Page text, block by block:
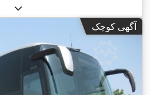
, نوع چرخ‌دنده:خودکار
سفید, ترمزها:رتاردر, سال
آگهی کوچک